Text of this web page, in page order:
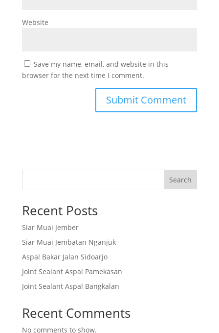
Website
Save my name, email, and website in this
browser for the next time I comment.
Search
Recent Posts
Siar Muai Jember
Siar Muai Jembatan Nganjuk
Aspal Bakar Jalan Sidoarjo
Joint Sealant Aspal Pamekasan
Joint Sealant Aspal Bangkalan
Recent Comments
No comments to show.